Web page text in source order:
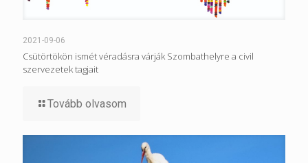
2021-09-06
Csütörtökön ismét véradásra várják Szombathelyre a civil
szervezetek tagjait
Tovább olvasom